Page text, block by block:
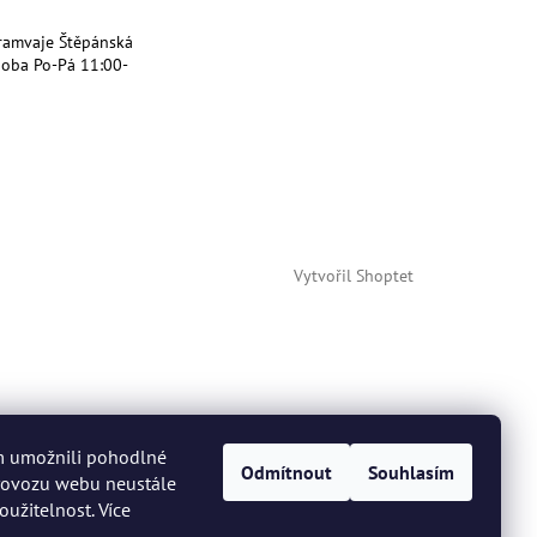
umožnili pohodlné
webu neustále
Více
Odmítnout Souhlasím
Štěpánská
Po-Pá 11:00-
Vytvořil Shoptet